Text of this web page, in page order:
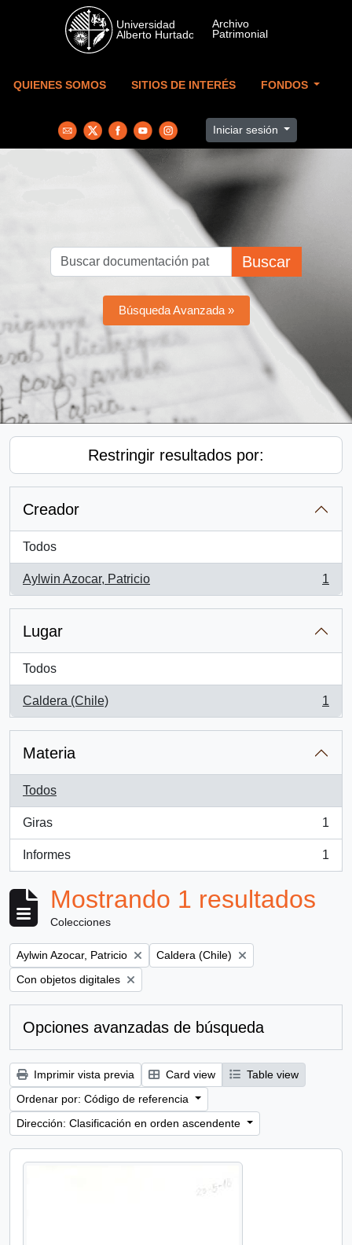
Skip to main content
QUIENES SOMOS SITIOS DE INTERÉS FONDOS
Iniciar sesión
Buscar
Búsqueda Avanzada »
Restringir resultados por:
Creador
Todos
Aylwin Azocar, Patricio
, 1 resultados
1
Lugar
Todos
Caldera (Chile)
, 1 resultados
1
Materia
Todos
Giras
, 1 resultados
1
Informes
, 1 resultados
1
Mostrando 1 resultados
Colecciones
Remove filter:
Aylwin Azocar, Patricio Remove filter:
Caldera (Chile)
Remove filter:
Con objetos digitales
Opciones avanzadas de búsqueda
Imprimir vista previa Card view
Table view
Ordenar por: Código de referencia
Dirección: Clasificación en orden ascendente